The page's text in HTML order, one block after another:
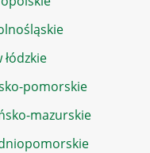
pomorskie
mazurskie